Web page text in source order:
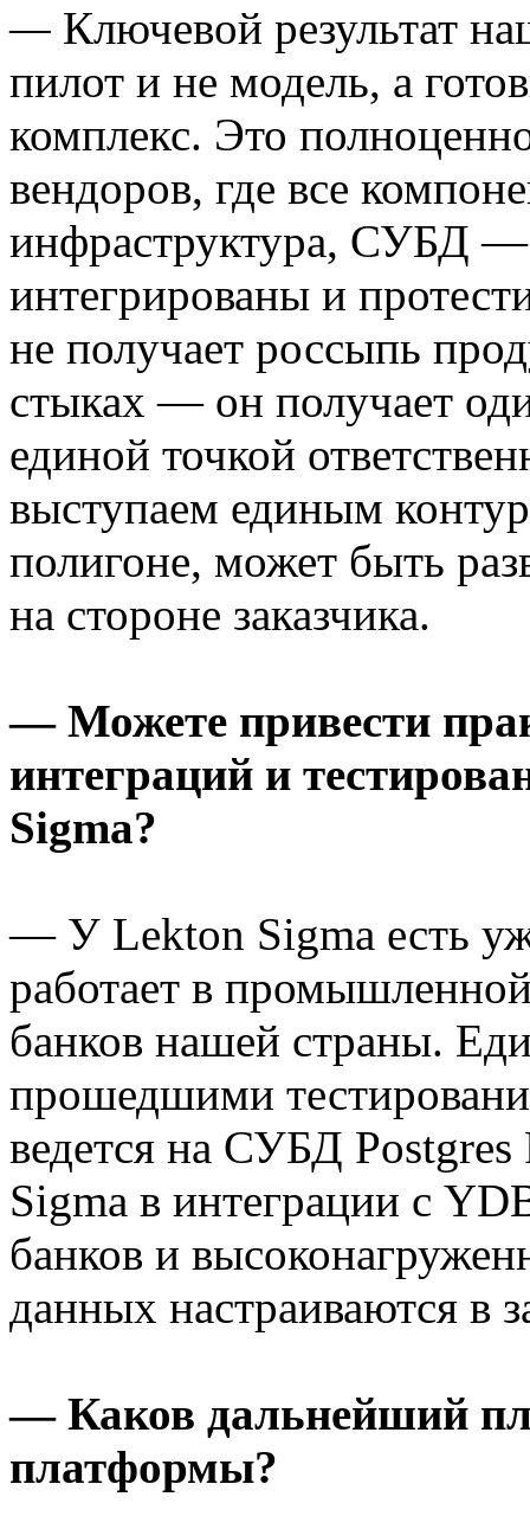
— Ключевой результат
пилот и не модель, а
комплекс. Это
вендоров, где все
инфраструктура, СУБД —
интегрированы и
не получает россыпь
стыках — он получает
единой точкой
выступаем единым
полигоне, может быть
на стороне заказчика.
— Можете привести
интеграций и
Sigma?
— У Lekton Sigma есть
работает в
банков нашей страны.
прошедшими
ведется на СУБД
Sigma в интеграции с
банков и
данных настраиваются в
— Каков дальнейший
платформы?